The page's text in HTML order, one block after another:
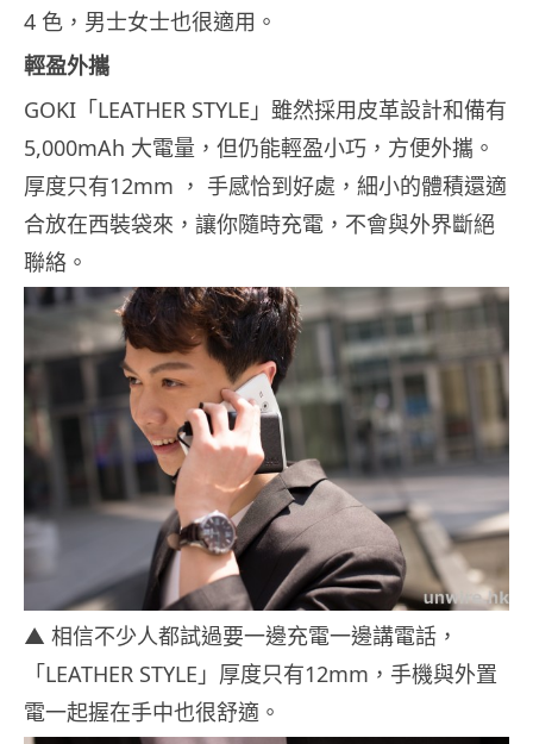
4 色，男士女士也很適用。
輕盈外攜
GOKI「LEATHER STYLE」雖然採用皮革設計和備有
5,000mAh 大電量，但仍能輕盈小巧，方便外攜。
厚度只有12mm ， 手感恰到好處，細小的體積還適
合放在西裝袋來，讓你隨時充電，不會與外界斷絕
聯絡。
▲ 相信不少人都試過要一邊充電一邊講電話，
「LEATHER STYLE」厚度只有12mm，手機與外置
電一起握在手中也很舒適。